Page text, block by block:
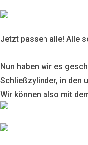
Jetzt passen alle! Alle
Nun haben wir es
Schließzylinder, in den
Wir können also mit